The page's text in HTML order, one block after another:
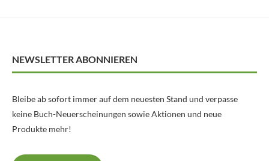
NEWSLETTER ABONNIEREN
Bleibe ab sofort immer auf dem neuesten Stand und verpasse
keine Buch-Neuerscheinungen sowie Aktionen und neue
Produkte mehr!